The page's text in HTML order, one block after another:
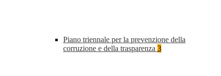
Piano triennale per la prevenzione della
corruzione e della trasparenza 3